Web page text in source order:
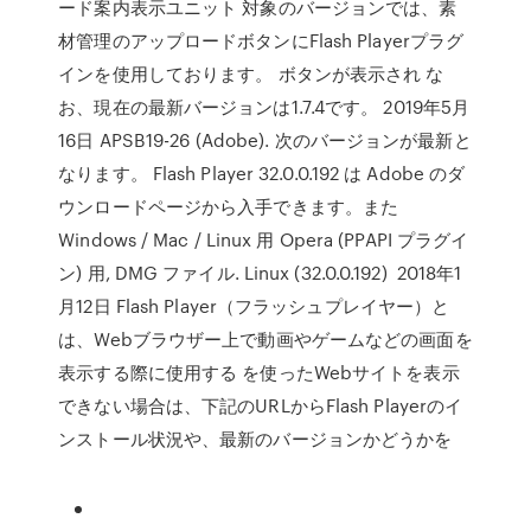
ード案内表示ユニット 対象のバージョンでは、素
材管理のアップロードボタンにFlash Playerプラグ
インを使用しております。 ボタンが表示され な
お、現在の最新バージョンは1.7.4です。 2019年5月
16日 APSB19-26 (Adobe). 次のバージョンが最新と
なります。 Flash Player 32.0.0.192 は Adobe のダ
ウンロードページから入手できます。また
Windows / Mac / Linux 用 Opera (PPAPI プラグイ
ン) 用, DMG ファイル. Linux (32.0.0.192) 2018年1
月12日 Flash Player（フラッシュプレイヤー）と
は、Webブラウザー上で動画やゲームなどの画面を
表示する際に使用する を使ったWebサイトを表示
できない場合は、下記のURLからFlash Playerのイ
ンストール状況や、最新のバージョンかどうかを